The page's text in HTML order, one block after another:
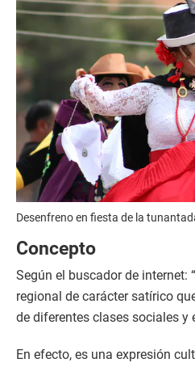
Desenfreno en fiesta de la
Concepto
Según el buscador de internet:
regional de carácter satírico
de diferentes clases sociales y
En efecto, es una expresión